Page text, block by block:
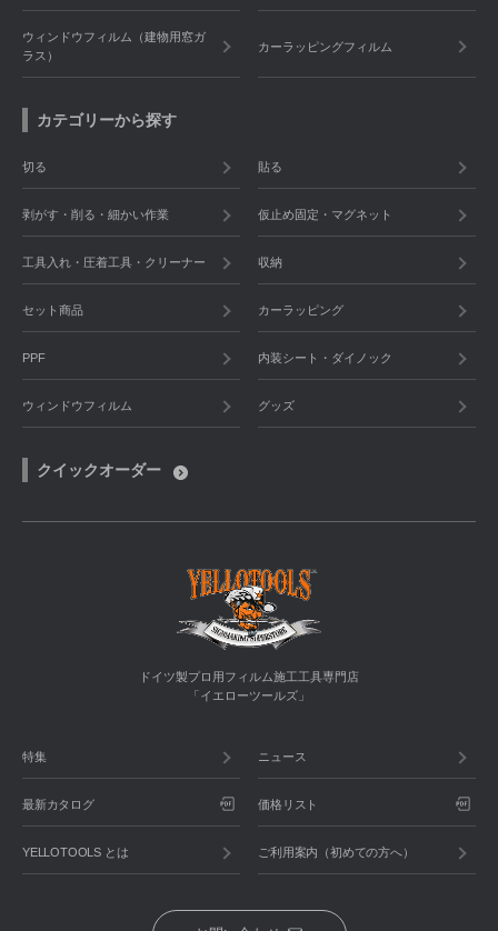
ウィンドウフィルム（建物用窓ガ
ラス）
カーラッピングフィルム
カテゴリーから探す
切る 貼る
剥がす・削る・細かい作業 仮止め固定・マグネット
工具入れ・圧着工具・クリーナー 収納
セット商品 カーラッピング
PPF 内装シート・ダイノック
ウィンドウフィルム グッズ
クイックオーダー
ドイツ製プロ用フィルム施工工具専門店
「イエローツールズ」
特集 ニュース
最新カタログ 価格リスト
YELLOTOOLS とは ご利用案内（初めての方へ）